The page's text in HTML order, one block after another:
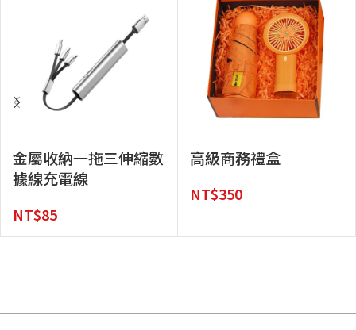
金屬收納一拖三伸縮數
據線充電線
NT$85
高級商務禮盒
NT$350